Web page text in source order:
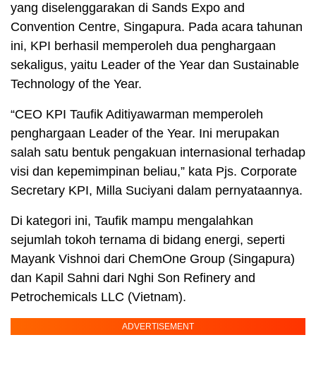
yang diselenggarakan di Sands Expo and
Convention Centre, Singapura. Pada acara tahunan
ini, KPI berhasil memperoleh dua penghargaan
sekaligus, yaitu Leader of the Year dan Sustainable
Technology of the Year.
“CEO KPI Taufik Aditiyawarman memperoleh
penghargaan Leader of the Year. Ini merupakan
salah satu bentuk pengakuan internasional terhadap
visi dan kepemimpinan beliau,” kata Pjs. Corporate
Secretary KPI, Milla Suciyani dalam pernyataannya.
Di kategori ini, Taufik mampu mengalahkan
sejumlah tokoh ternama di bidang energi, seperti
Mayank Vishnoi dari ChemOne Group (Singapura)
dan Kapil Sahni dari Nghi Son Refinery and
Petrochemicals LLC (Vietnam).
ADVERTISEMENT